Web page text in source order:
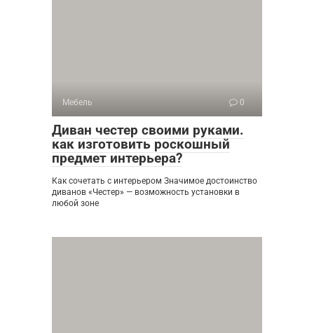
Мебель 0
Диван честер своими руками.
как изготовить роскошный
предмет интерьера?
Как сочетать с интерьером Значимое достоинство
диванов «Честер» — возможность установки в
любой зоне